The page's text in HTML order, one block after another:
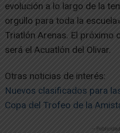
evolución a lo largo de la
orgullo para toda la
Triatlón Arenas. El próximo
será el Acuatlón del Olivar.
Otras noticias de interés:
Nuevos clasificados para
Copa del Trofeo de la
--